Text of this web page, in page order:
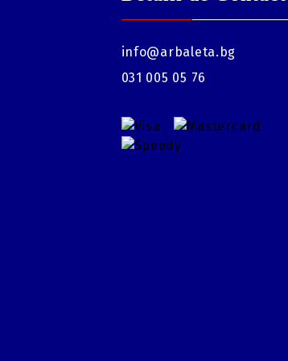
info@arbaleta.bg
031 005 05 76